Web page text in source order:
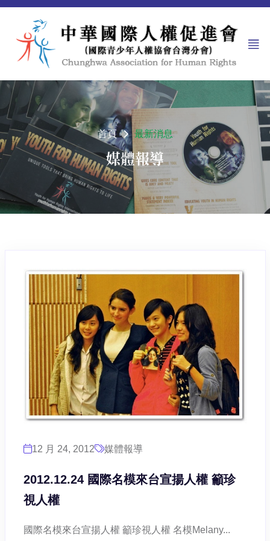
首頁 最新消息
媒體報導
12 月 24, 2012 媒體報導
2012.12.24 國際名模來台宣揚人權 籲珍
視人權
國際名模來台宣揚人權 籲珍視人權 名模Melany...